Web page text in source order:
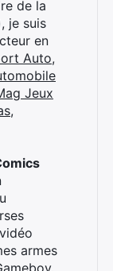
de la
je suis
en
Auto,
Jeux
armes